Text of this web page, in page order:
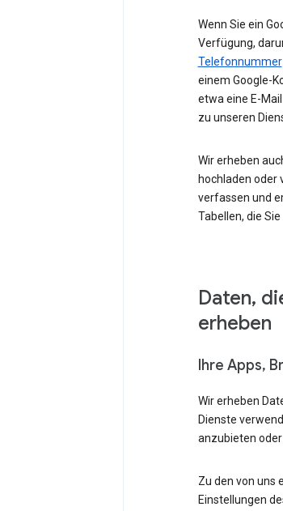
Wenn Sie ein
Verfügung,
Telefonnummer
einem Google-
etwa eine E-
zu unseren
Wir erheben
hochladen oder
verfassen und
Tabellen, die
Daten,
erheben
Ihre Apps,
Wir erheben
Dienste
anzubieten
Zu den von uns
Einstellungen